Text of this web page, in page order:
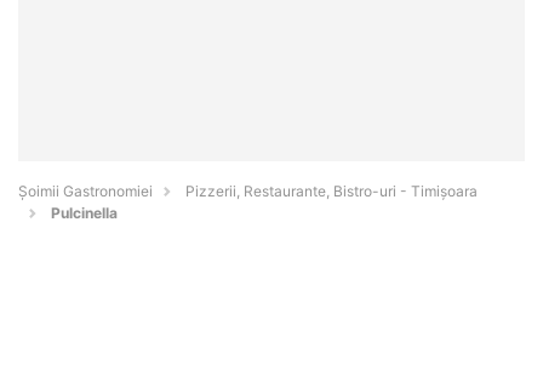
Șoimii Gastronomiei
Pizzerii, Restaurante, Bistro-uri - Timişoara
Pulcinella